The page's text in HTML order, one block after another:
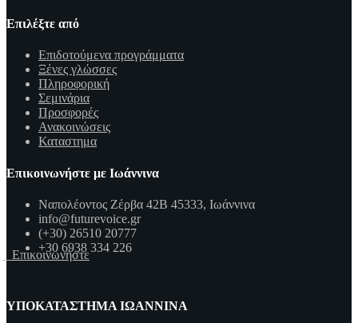
Επιλέξτε από
Επιδοτούμενα προγράμματα
Ξένες γλώσσες
Πληροφορική
Σεμινάρια
Προσφορές
Ανακοινώσεις
Καταστημα
Επικοινωνήστε με Ιωάννινα
Ναπολέοντος Ζέρβα 42Β 45333, Ιωάννινα
info@futurevoice.gr
(+30) 26510 20777
+30 6938 334 226
Επικοινωνήστε
ΥΠΟΚΑΤΑΣΤΗΜΑ ΙΩΑΝΝΙΝΑ